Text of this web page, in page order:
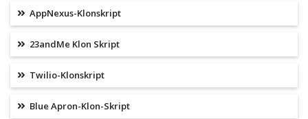
AppNexus-Klonskript
23andMe Klon Skript
Twilio-Klonskript
Blue Apron-Klon-Skript